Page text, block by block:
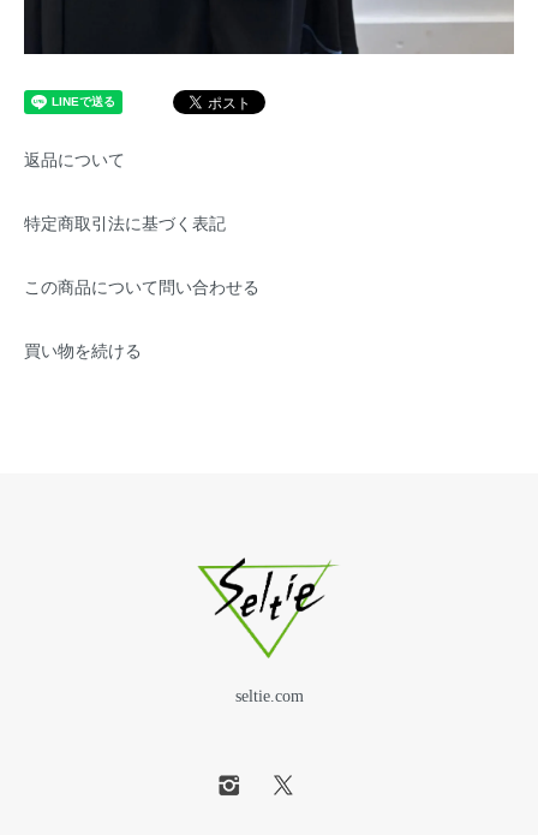
返品について
特定商取引法に基づく表記
この商品について問い合わせる
買い物を続ける
seltie.com